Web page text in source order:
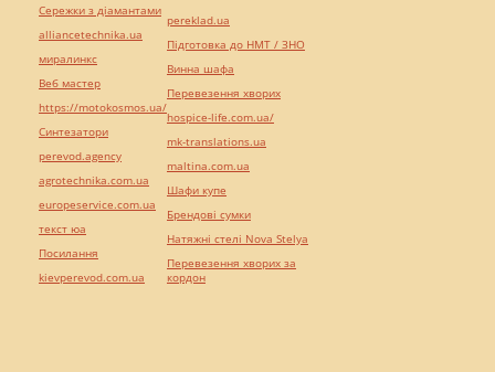
Сережки з діамантами
alliancetechnika.ua
миралинкс
Веб мастер
https://motokosmos.ua/
Синтезатори
perevod.agency
agrotechnika.com.ua
europeservice.com.ua
текст юа
Посилання
kievperevod.com.ua
pereklad.ua
Підготовка до НМТ / ЗНО
Винна шафа
Перевезення хворих
hospice-life.com.ua/
mk-translations.ua
maltina.com.ua
Шафи купе
Брендові сумки
Натяжні стелі Nova Stelya
Перевезення хворих за
кордон